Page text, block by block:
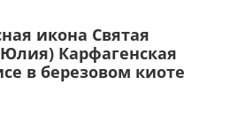
икона Святая
Карфагенская
в березовом киоте